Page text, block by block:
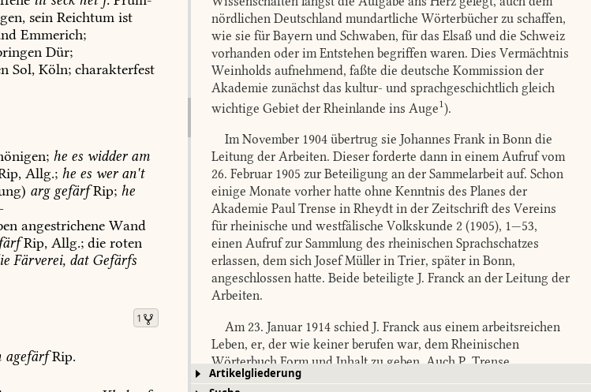
sein Reichtum ist
Emmerich;
Dür;
Sol, Köln; charakterfest
he es widderam
Allg.; he es weran't
arggefärfRip; he
angestrichene Wand
färfRip, Allg.; die roten
Färverei, datGefärfs
1
agefärfRip.
nördlichen Deutschland mundartliche Wörterbücher zu schaffen,
wie sie für Bayern und Schwaben, für das Elsaß und die Schweiz
vorhanden oder im Entstehen begriffen waren. Dies Vermächtnis
Weinholds aufnehmend, faßte die deutsche Kommission der
Akademie zunächst das kultur- und sprachgeschichtlich gleich
wichtige Gebiet der Rheinlande ins Auge1).
Im November 1904 übertrug sie Johannes Frank in Bonn die
Leitung der Arbeiten. Dieser forderte dann in einem Aufruf vom
26. Februar 1905 zur Beteiligung an der Sammelarbeit auf. Schon
einige Monate vorher hatte ohne Kenntnis des Planes der
Akademie Paul Trense in Rheydt in der Zeitschrift des Vereins
für rheinische und westfälische Volkskunde 2 (1905), 1—53,
einen Aufruf zur Sammlung des rheinischen Sprachschatzes
erlassen, dem sich Josef Müller in Trier, später in Bonn,
angeschlossen hatte. Beide beteiligte J. Franck an der Leitung der
Arbeiten.
Am 23. Januar 1914 schied J. Franck aus einem arbeitsreichen
Leben, er, der wie keiner berufen war, dem Rheinischen
Wörterbuch Form und Inhalt zu geben. Auch P. Trense,
besonders in der Erschließung des niederfränkischen Teiles
Artikelgliederung